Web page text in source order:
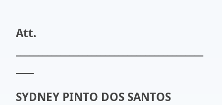
Att.
SYDNEY PINTO DOS SANTOS